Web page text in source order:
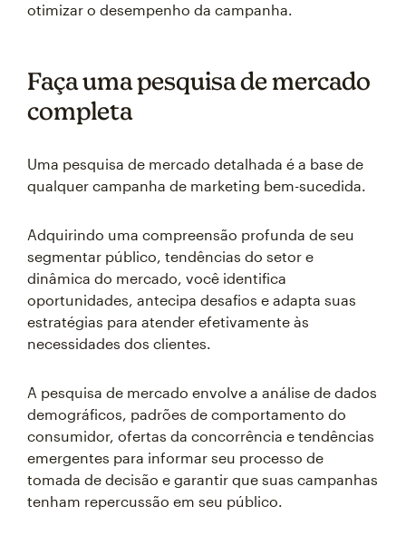
otimizar o desempenho da campanha.
Faça uma pesquisa de mercado
completa
Uma pesquisa de mercado detalhada é a base de
qualquer campanha de marketing bem-sucedida.
Adquirindo uma compreensão profunda de seu
segmentar público, tendências do setor e
dinâmica do mercado, você identifica
oportunidades, antecipa desafios e adapta suas
estratégias para atender efetivamente às
necessidades dos clientes.
A pesquisa de mercado envolve a análise de dados
demográficos, padrões de comportamento do
consumidor, ofertas da concorrência e tendências
emergentes para informar seu processo de
tomada de decisão e garantir que suas campanhas
tenham repercussão em seu público.